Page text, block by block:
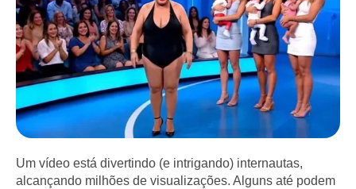
Um vídeo está divertindo (e intrigando) internautas,
alcançando milhões de visualizações. Alguns até podem